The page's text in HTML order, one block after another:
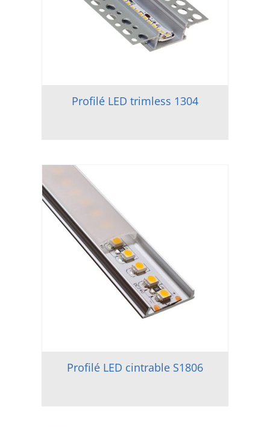
Profilé LED trimless 1304
Profilé LED cintrable S1806